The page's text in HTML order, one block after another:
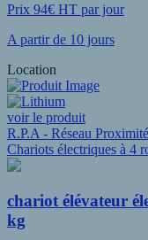
Prix 94€ HT par jour
A partir de 10 jours
Location
voir le produit
R.P.A - Réseau
Chariots électriques à 4
chariot élévateur
kg